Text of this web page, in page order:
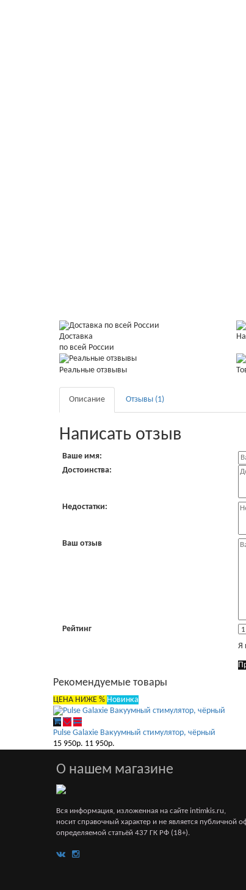
Доставка
по всей России
Реальные отзвывы
Описание
Отзывы (1)
Написать отзыв
Ваше имя:
Достоинства:
Недостатки:
Ваш отзыв
Рейтинг
Я
Рекомендуемые товары
ЦЕНА НИЖЕ % Новинка
Pulse Galaxie Вакуумный стимулятор, чёрный
15 950р. 11 950р.
О нашем магазине
Вся информация, изложенная на сайте intimkis.ru,
носит справочный характер и не является публичной
определяемой статьёй 437 ГК РФ (18+).